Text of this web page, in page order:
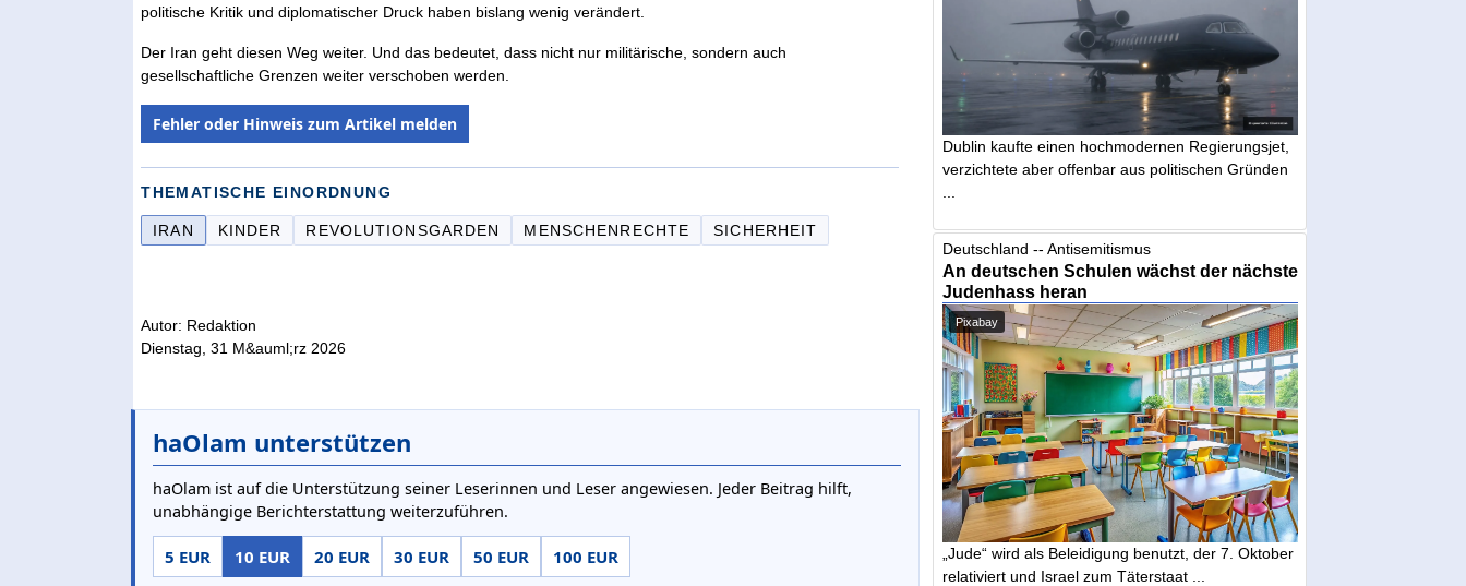
politische Kritik und diplomatischer Druck haben bislang wenig verändert.
Der Iran geht diesen Weg weiter. Und das bedeutet, dass nicht nur militärische, sondern auch
gesellschaftliche Grenzen weiter verschoben werden.
Fehler oder Hinweis zum Artikel melden
THEMATISCHE EINORDNUNG
IRAN KINDER REVOLUTIONSGARDEN MENSCHENRECHTE SICHERHEIT
Autor: Redaktion
Dienstag, 31 M&auml;rz 2026
haOlam unterstützen
haOlam ist auf die Unterstützung seiner Leserinnen und Leser angewiesen. Jeder Beitrag hilft,
unabhängige Berichterstattung weiterzuführen.
5 EUR 10 EUR 20 EUR 30 EUR 50 EUR 100 EUR
Dublin kaufte einen hochmodernen Regierungsjet,
verzichtete aber offenbar aus politischen Gründen
Deutschland -- Antisemitismus
An deutschen Schulen wächst der nächste
Judenhass heran
Pixabay
„Jude“ wird als Beleidigung benutzt, der 7. Oktober
relativiert und Israel zum Täterstaat ...